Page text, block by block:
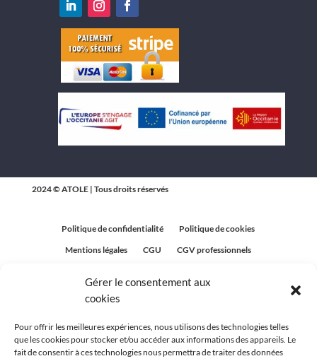
Gérer le consentement aux
cookies
Pour offrir les meilleures expériences, nous utilisons des technologies telles
que les cookies pour stocker et/ou accéder aux informations des appareils. Le
fait de consentir à ces technologies nous permettra de traiter des données
2024 © ATOLE | Tous droits réservés
Politique de confidentialité
Politique de cookies
Mentions légales
CGU
CGV professionnels